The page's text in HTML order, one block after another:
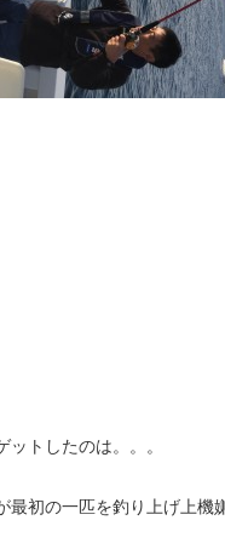
トしたのは。。。
最初の一匹を釣り上げ上機